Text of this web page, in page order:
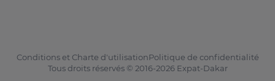
Conditions et Charte d'utilisationPolitique de confidentialité
Tous droits réservés © 2016-2026 Expat-Dakar